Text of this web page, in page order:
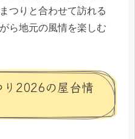
つりと合わせて訪れる
ら地元の風情を楽しむ
2026の屋台情